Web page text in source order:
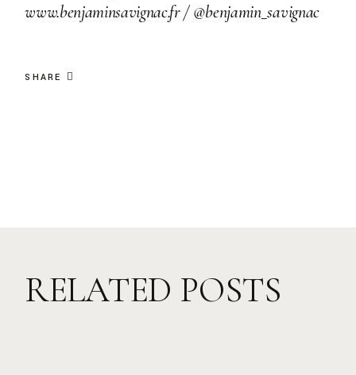
www.benjaminsavignac.fr/@benjamin_savignac
SHARE
RELATED POSTS